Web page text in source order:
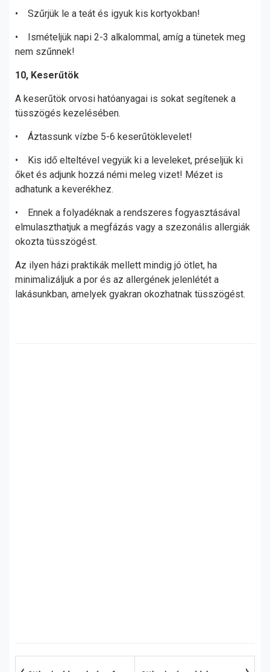
• Szűrjük le a teát és igyuk kis kortyokban!
• Ismételjük napi 2-3 alkalommal, amíg a tünetek meg
nem szűnnek!
10, Keserűtök
A keserűtök orvosi hatóanyagai is sokat segítenek a
tüsszögés kezelésében.
• Áztassunk vízbe 5-6 keserűtöklevelet!
• Kis idő elteltével vegyük ki a leveleket, préseljük ki
őket és adjunk hozzá némi meleg vizet! Mézet is
adhatunk a keverékhez.
• Ennek a folyadéknak a rendszeres fogyasztásával
elmulaszthatjuk a megfázás vagy a szezonális allergiák
okozta tüsszögést.
Az ilyen házi praktikák mellett mindig jó ötlet, ha
minimalizáljuk a por és az allergének jelenlétét a
lakásunkban, amelyek gyakran okozhatnak tüsszögést.